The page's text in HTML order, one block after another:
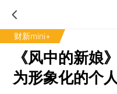
财新mini+
《风中的新娘
为形象化的个